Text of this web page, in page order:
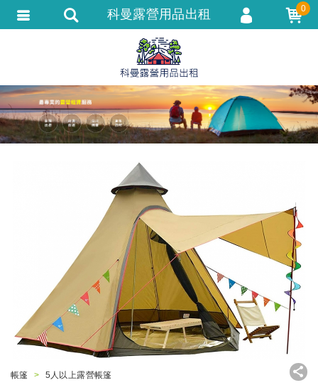
帳篷 5人以上露營帳篷
科曼露營用品出租 0
會員登入
會員註冊
忘記密碼
訂單查詢
匯款通知